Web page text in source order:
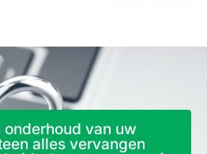
van uw
alles vervangen